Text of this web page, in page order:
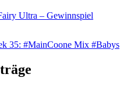
Ultra – Gewinnspiel
35: #MainCoone Mix #Babys